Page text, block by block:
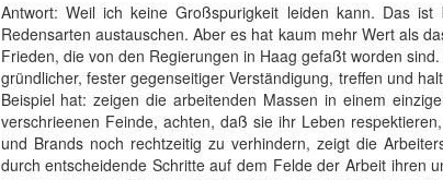
Antwort: Weil ich keine Großspurigkeit leiden kann. Das
Redensarten austauschen. Aber es hat kaum mehr Wert als
Frieden, die von den Regierungen in Haag gefaßt worden
gründlicher, fester gegenseitiger Verständigung, treffen und
Beispiel hat: zeigen die arbeitenden Massen in einem
verschrieenen Feinde, achten, daß sie ihr Leben
und Brands noch rechtzeitig zu verhindern, zeigt die
durch entscheidende Schritte auf dem Felde der Arbeit ihren